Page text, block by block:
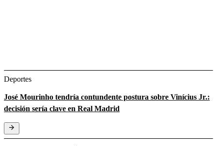
Deportes
José Mourinho tendría contundente postura sobre Vinícius Jr.:
decisión sería clave en Real Madrid